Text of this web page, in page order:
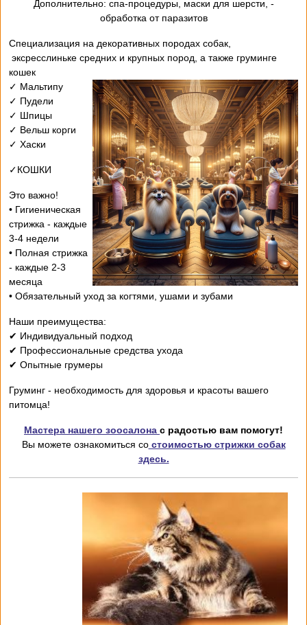
- Дополнительно: спа-процедуры, маски для шерсти,
обработка от паразитов
Специализация на декоративных породах собак,
эксресслиньке средних и крупных пород, а также груминге
кошек
✓ Мальтипу
✓ Пудели
✓ Шпицы
✓ Вельш корги
✓ Хаски
✓КОШКИ
Это важно!
• Гигиеническая
стрижка - каждые
3-4 недели
• Полная стрижка
- каждые 2-3
месяца
• Обязательный уход за когтями, ушами и зубами
Наши преимущества:
✔ Индивидуальный подход
✔ Профессиональные средства ухода
✔ Опытные грумеры
Груминг - необходимость для здоровья и красоты вашего
питомца!
Мастера нашего зоосалона с радостью вам помогут!
Вы можете ознакомиться состоимостью стрижки собак
здесь.